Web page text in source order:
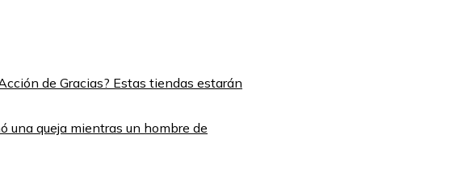
de Gracias? Estas tiendas estarán
una queja mientras un hombre de